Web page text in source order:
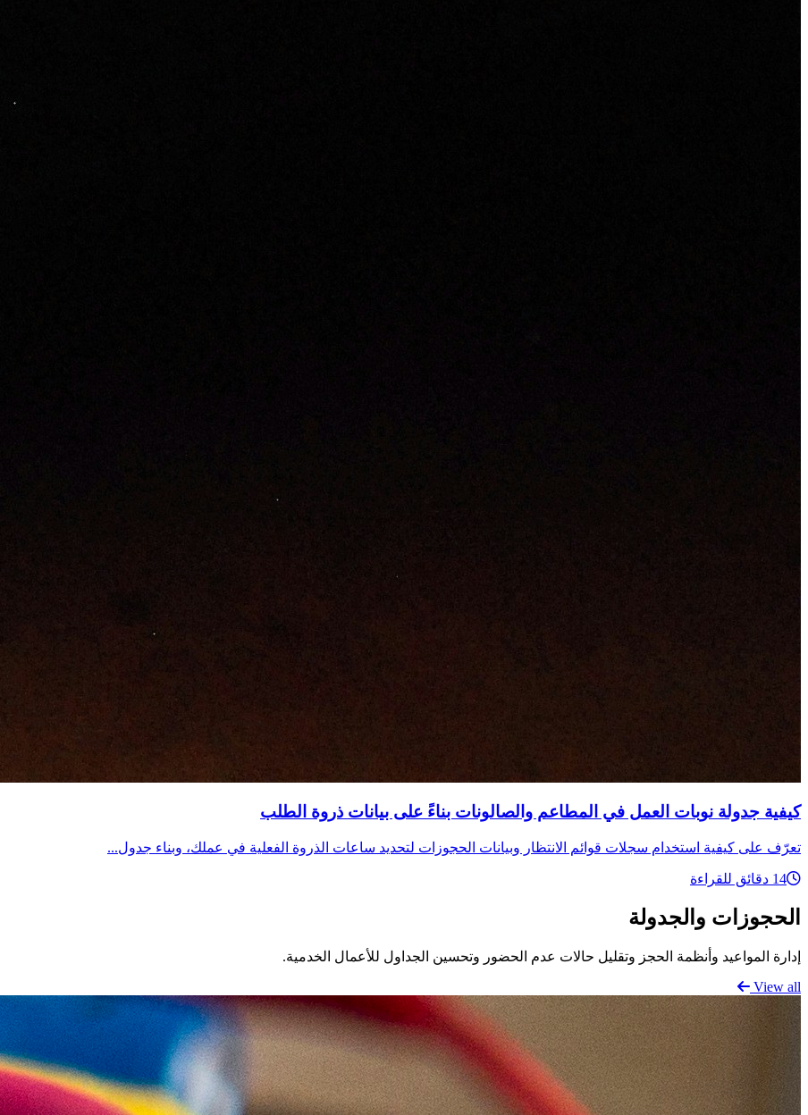
كيفية جدولة نوبات العمل في المطاعم والصالونات بناءً على بيانات ذروة الطلب
تعرّف على كيفية استخدام سجلات قوائم الانتظار وبيانات الحجوزات لتحديد ساعات الذروة الفعلية في عملك، وبناء جدول...
14 دقائق للقراءة
الحجوزات والجدولة
إدارة المواعيد وأنظمة الحجز وتقليل حالات عدم الحضور وتحسين الجداول للأعمال الخدمية.
View all